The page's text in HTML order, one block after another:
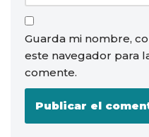
Guarda mi nombre,
este navegador para
comente.